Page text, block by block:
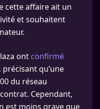
cette affaire ait un
et souhaitent
ont confirmé
précisant qu’une
du réseau
Cependant,
est moins grave que